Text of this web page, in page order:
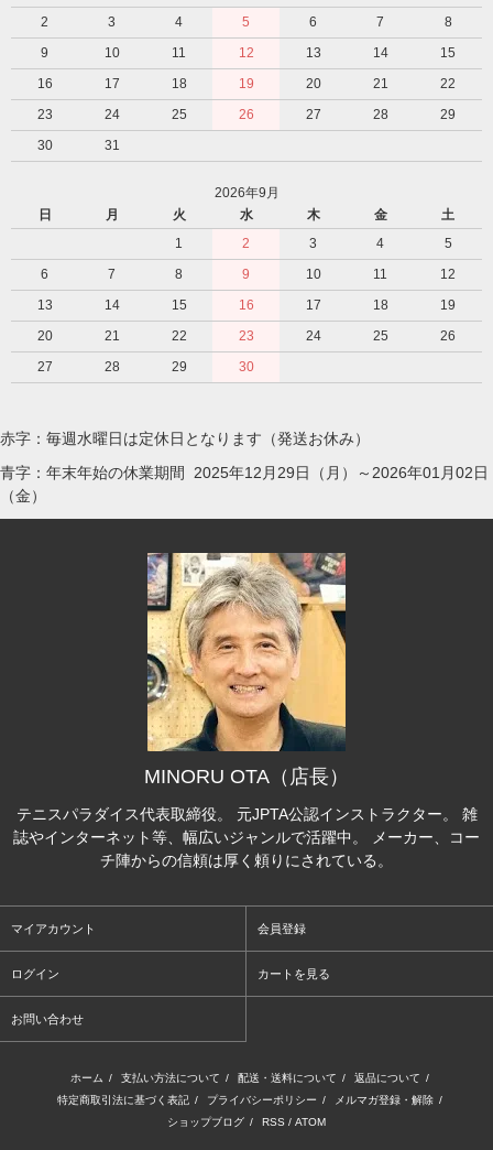
2
3 4 5 6 7
8
9
10 11 12 13 14
15
16
17 18 19 20 21
22
23
24 25 26 27 28
29
30
31
2026年9月
日
月 火 水 木 金
土
1
2 3 4
5
6
7 8 9 10 11
12
13
14 15 16 17 18
19
20
21 22 23 24 25
26
27
28 29 30
赤字：毎週水曜日は定休日となります（発送お休み）
青字：年末年始の休業期間 2025年12月29日（月）～2026年01月02日
（金）
MINORU OTA（店長）
テニスパラダイス代表取締役。 元JPTA公認インストラクター。 雑
誌やインターネット等、幅広いジャンルで活躍中。 メーカー、コー
チ陣からの信頼は厚く頼りにされている。
マイアカウント 会員登録
ログイン カートを見る
お問い合わせ
ホーム / 支払い方法について / 配送・送料について / 返品について /
特定商取引法に基づく表記 / プライバシーポリシー / メルマガ登録・解除 /
ショップブログ / RSS / ATOM